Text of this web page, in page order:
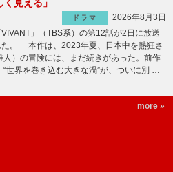
く見える」
ドラマ
2026年8月3日
」（TBS系）の第12話が2日に放送
た。 本作は、2023年夏、日本中を熱狂さ
）の冒険には、まだ続きがあった。前作
世界を巻き込む大きな渦”が、ついに別 …
more »